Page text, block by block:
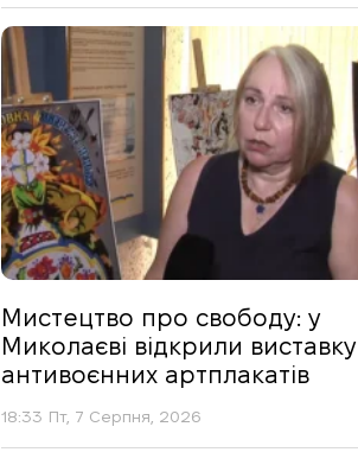
Мистецтво про свободу: у
Миколаєві відкрили виставку
антивоєнних артплакатів
18:33 Пт, 7 Серпня, 2026